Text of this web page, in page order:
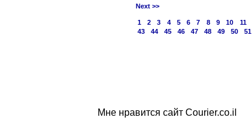
Next >>
1 2 3 4 5 6 7 8 9 10 11
43
44 45 46 47 48 49 50 51
Мне нравится сайт Courier.co.il